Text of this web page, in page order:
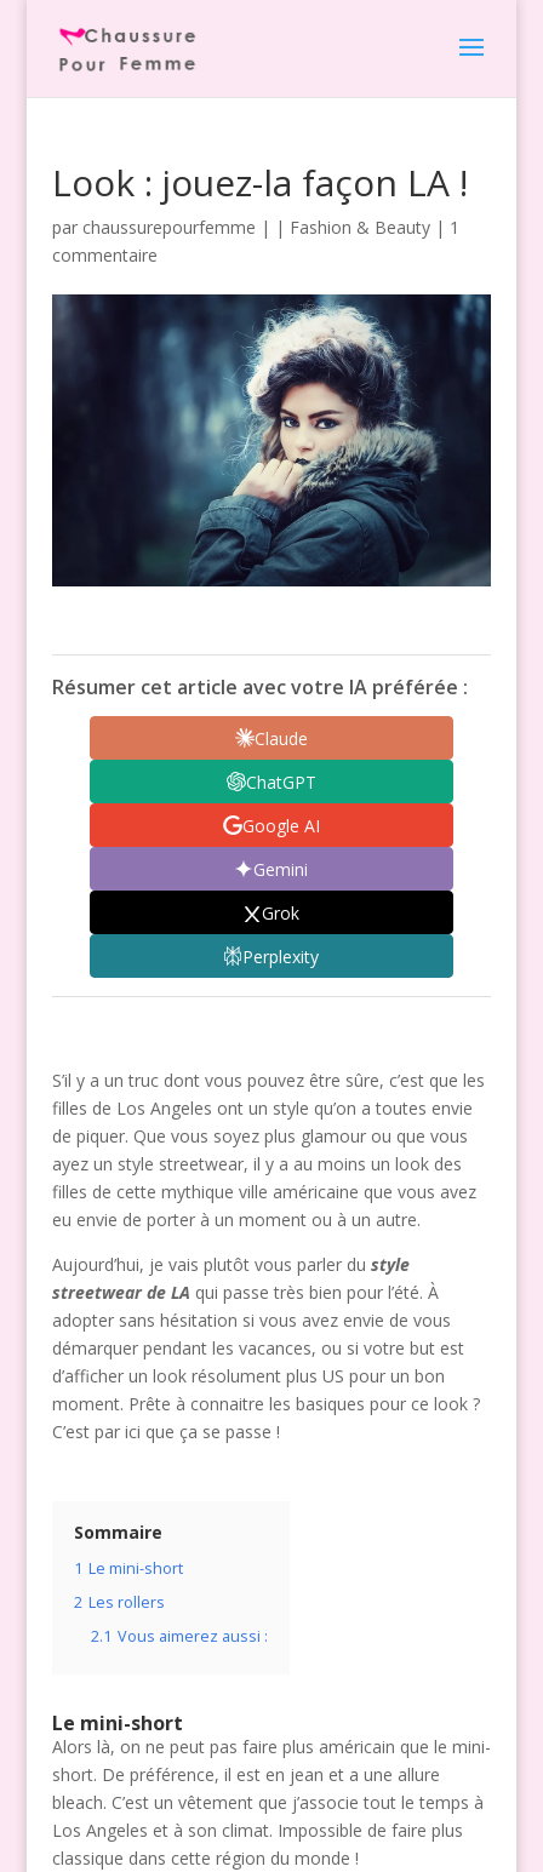
Look : jouez-la façon LA !
par chaussurepourfemme | | Fashion & Beauty| 1
commentaire
Résumer cet article avec votre IA préférée :
Claude
ChatGPT
Google AI
Gemini
Grok
Perplexity
S’il y a un truc dont vous pouvez être sûre, c’est que les
filles de Los Angeles ont un style qu’on a toutes envie
de piquer. Que vous soyez plus glamour ou que vous
ayez un style streetwear, il y a au moins un look des
filles de cette mythique ville américaine que vous avez
eu envie de porter à un moment ou à un autre.
Aujourd’hui, je vais plutôt vous parler du style
streetwear de LA qui passe très bien pour l’été. À
adopter sans hésitation si vous avez envie de vous
démarquer pendant les vacances, ou si votre but est
d’afficher un look résolument plus US pour un bon
moment. Prête à connaitre les basiques pour ce look ?
C’est par ici que ça se passe !
Sommaire
1 Le mini-short
2 Les rollers
2.1 Vous aimerez aussi :
Le mini-short
Alors là, on ne peut pas faire plus américain que le mini-
short. De préférence, il est en jean et a une allure
bleach. C’est un vêtement que j’associe tout le temps à
Los Angeles et à son climat. Impossible de faire plus
classique dans cette région du monde !